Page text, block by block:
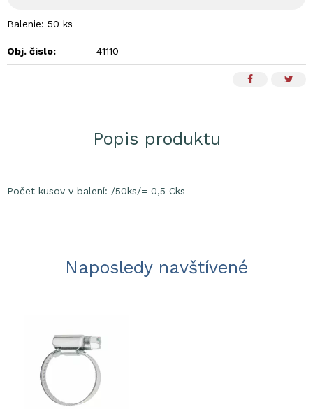
Balenie: 50 ks
Obj. čislo: 41110
Popis produktu
Počet kusov v balení: /50ks/= 0,5 Cks
Naposledy navštívené